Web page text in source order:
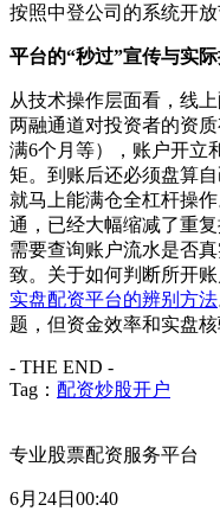
按照中登公司的系统开
平台的“秒过”宣传与实
从技术操作层面看，线
两融通道对投资者的资
满6个月等），账户开立
矩。到账后还必须盘算
就马上能满仓全杠杆操
通，已经大幅缩减了重
需要查询账户流水是否
致。关于如何判断所开
实盘配资平台的辨别方法
题，但资金效率和实盘核
- THE END -
Tag： 配资炒股开户
专业股票配资服务平台
6月24日00:40